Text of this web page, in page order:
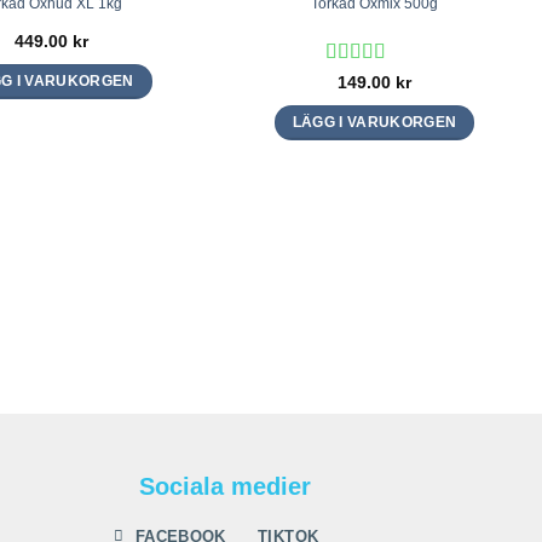
Oxhud XL 1kg
449.00 kr
I VARUKORGEN
Torkad Oxmix 500g
Betygsatt5
149.00 kr
LÄGG I VARUKORGEN
Sociala medier
FACEBOOK TIKTOK